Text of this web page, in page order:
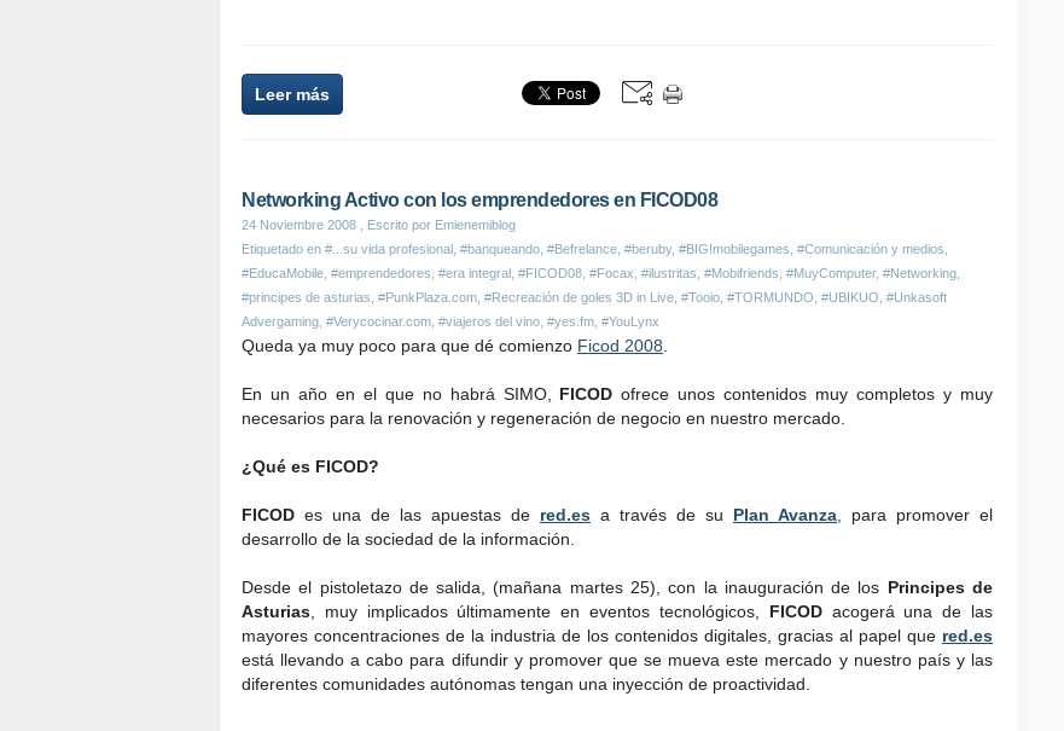
Leer más
Networking Activo con los emprendedores en FICOD08
24 Noviembre 2008 , Escrito por Emienemiblog
Etiquetado en #...su vida profesional #banqueando #Befrelance #beruby, #BIG!mobilegames #Comunicación y medios
#EducaMobile #emprendedores #era integral #FICOD08 #Focax #ilustritas #Mobifriends #MuyComputer, #Networking
#principes de asturias #PunkPlaza.com #Recreación de goles 3D in Live #Tooio #TORMUNDO #UBIKUO #Unkasoft
Advergaming #Verycocinar.com #viajeros del vino #yes.fm #YouLynx
Queda ya muy poco para que dé comienzo Ficod 2008
En un año en el que no habrá SIMO, FICODofrece unos contenidos muy completos y muy
necesarios para la renovación y regeneración de negocio en nuestro mercado.
¿Qué es FICOD?
FICOD es una de las apuestas de red.es a través de su Plan Avanza
para promover el
desarrollo de la sociedad de la información.
Desde el pistoletazo de salida, (mañana martes 25), con la inauguración de los Principes de
Asturias , muy implicados últimamente en eventos tecnológicos, FICODacogerá una de las
mayores concentraciones de la industria de los contenidos digitales, gracias al papel que red.es
está llevando a cabo para difundir y promover que se mueva este mercado y nuestro país y las
diferentes comunidades autónomas tengan una inyección de proactividad.